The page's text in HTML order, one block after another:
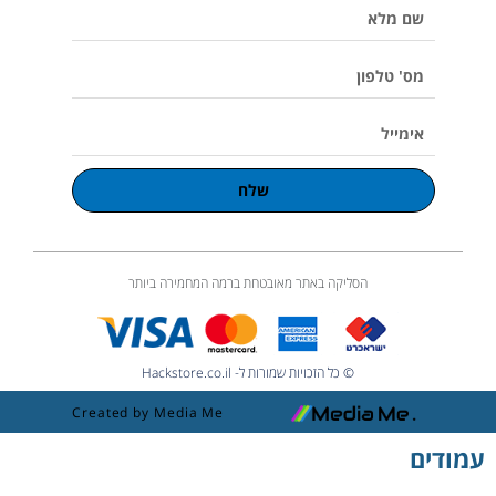
m
מלא
טלפון
שלח
הסליקה באתר מאובטחת ברמה המחמירה ביותר
© כל הזכויות שמורות ל- Hackstore.co.il
Created by Media Me
עמודים